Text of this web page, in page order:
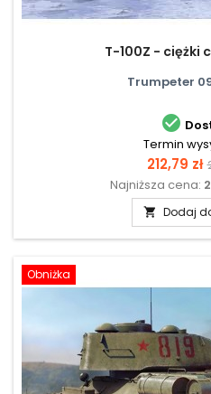
T-100Z - ciężki
Trumpeter

Termin
Cena
212,79 zł
Najniższa cena:
 Dodaj
Obniżka